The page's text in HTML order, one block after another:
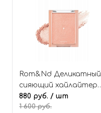
Rom&Nd Деликатный
сияющий хайлайтер
для лица, оттенок 01
Sunkissed Veil, See-
880 руб. / шт
1 600 руб.